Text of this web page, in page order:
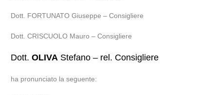
Dott. FORTUNATO Giuseppe – Consigliere
Dott. CRISCUOLO Mauro – Consigliere
Dott.OLIVA Stefano – rel. Consigliere
ha pronunciato la seguente: